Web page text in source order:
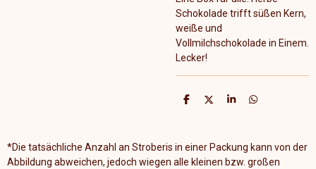
Schokolade trifft süßen Kern,
weiße und
Vollmilchschokolade in Einem.
Lecker!
T
e
n
T
e
n
T
n
T
n
*Die tatsächliche Anzahl an Stroberis in einer Packung kann von der
Abbildung abweichen, jedoch wiegen alle kleinen bzw. großen